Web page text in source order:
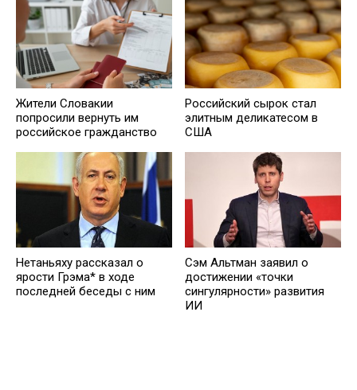
Жители Словакии
попросили вернуть им
российское гражданство
Российский сырок стал
элитным деликатесом в
США
Нетаньяху рассказал о
ярости Грэма* в ходе
последней беседы с ним
Сэм Альтман заявил о
достижении «точки
сингулярности» развития
ИИ